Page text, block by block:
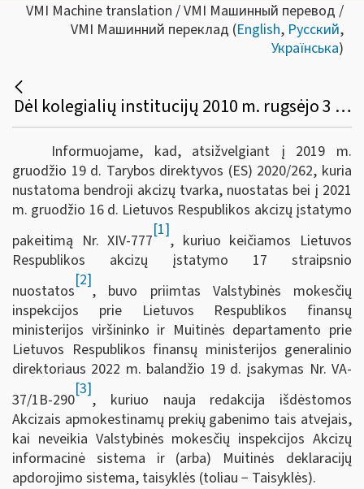
VMI Machine translation / VMI Машинный перевод /
VMI Машинний переклад (English, Русский,
Українська)
Dėl kolegialių institucijų 2010 m. rugsėjo 3 d. įsakymo Nr. VA-97/1B-553 pakeitimo
Informuojame, kad, atsižvelgiant į 2019 m.
gruodžio 19 d. Tarybos direktyvos (ES) 2020/262, kuria
nustatoma bendroji akcizų tvarka, nuostatas bei į 2021
m. gruodžio 16 d. Lietuvos Respublikos akcizų įstatymo
pakeitimą Nr. XIV-777
[1]
, kuriuo keičiamos Lietuvos
Respublikos akcizų įstatymo 17 straipsnio
nuostatos
[2]
, buvo priimtas Valstybinės mokesčių
inspekcijos prie Lietuvos Respublikos finansų
ministerijos viršininko ir Muitinės departamento prie
Lietuvos Respublikos finansų ministerijos generalinio
direktoriaus 2022 m. balandžio 19 d. įsakymas Nr. VA-
37/1B-290
[3]
, kuriuo nauja redakcija išdėstomos
Akcizais apmokestinamų prekių gabenimo tais atvejais,
kai neveikia Valstybinės mokesčių inspekcijos Akcizų
informacinė sistema ir (arba) Muitinės deklaracijų
apdorojimo sistema, taisyklės (toliau − Taisyklės).